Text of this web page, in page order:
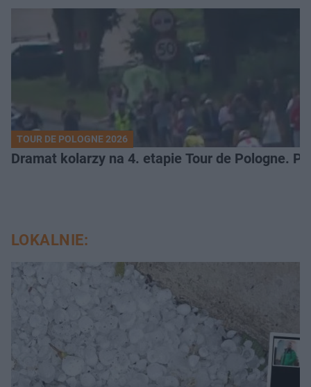
TOUR DE POLOGNE 2026
Dramat kolarzy na 4. etapie Tour de Pologne.
LOKALNIE: